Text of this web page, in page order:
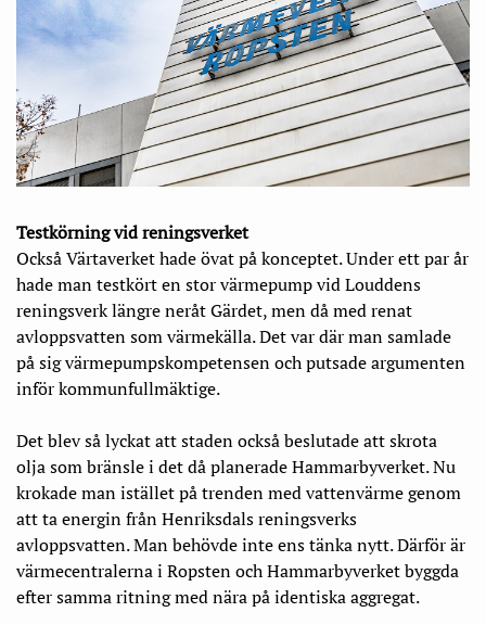
Testkörning vid reningsverket
Också Värtaverket hade övat på konceptet. Under ett par år
hade man testkört en stor värmepump vid Louddens
reningsverk längre neråt Gärdet, men då med renat
avloppsvatten som värmekälla. Det var där man samlade
på sig värmepumpskompetensen och putsade argumenten
inför kommunfullmäktige.
Det blev så lyckat att staden också beslutade att skrota
olja som bränsle i det då planerade Hammarbyverket. Nu
krokade man istället på trenden med vattenvärme genom
att ta energin från Henriksdals reningsverks
avloppsvatten. Man behövde inte ens tänka nytt. Därför är
värmecentralerna i Ropsten och Hammarbyverket byggda
efter samma ritning med nära på identiska aggregat.